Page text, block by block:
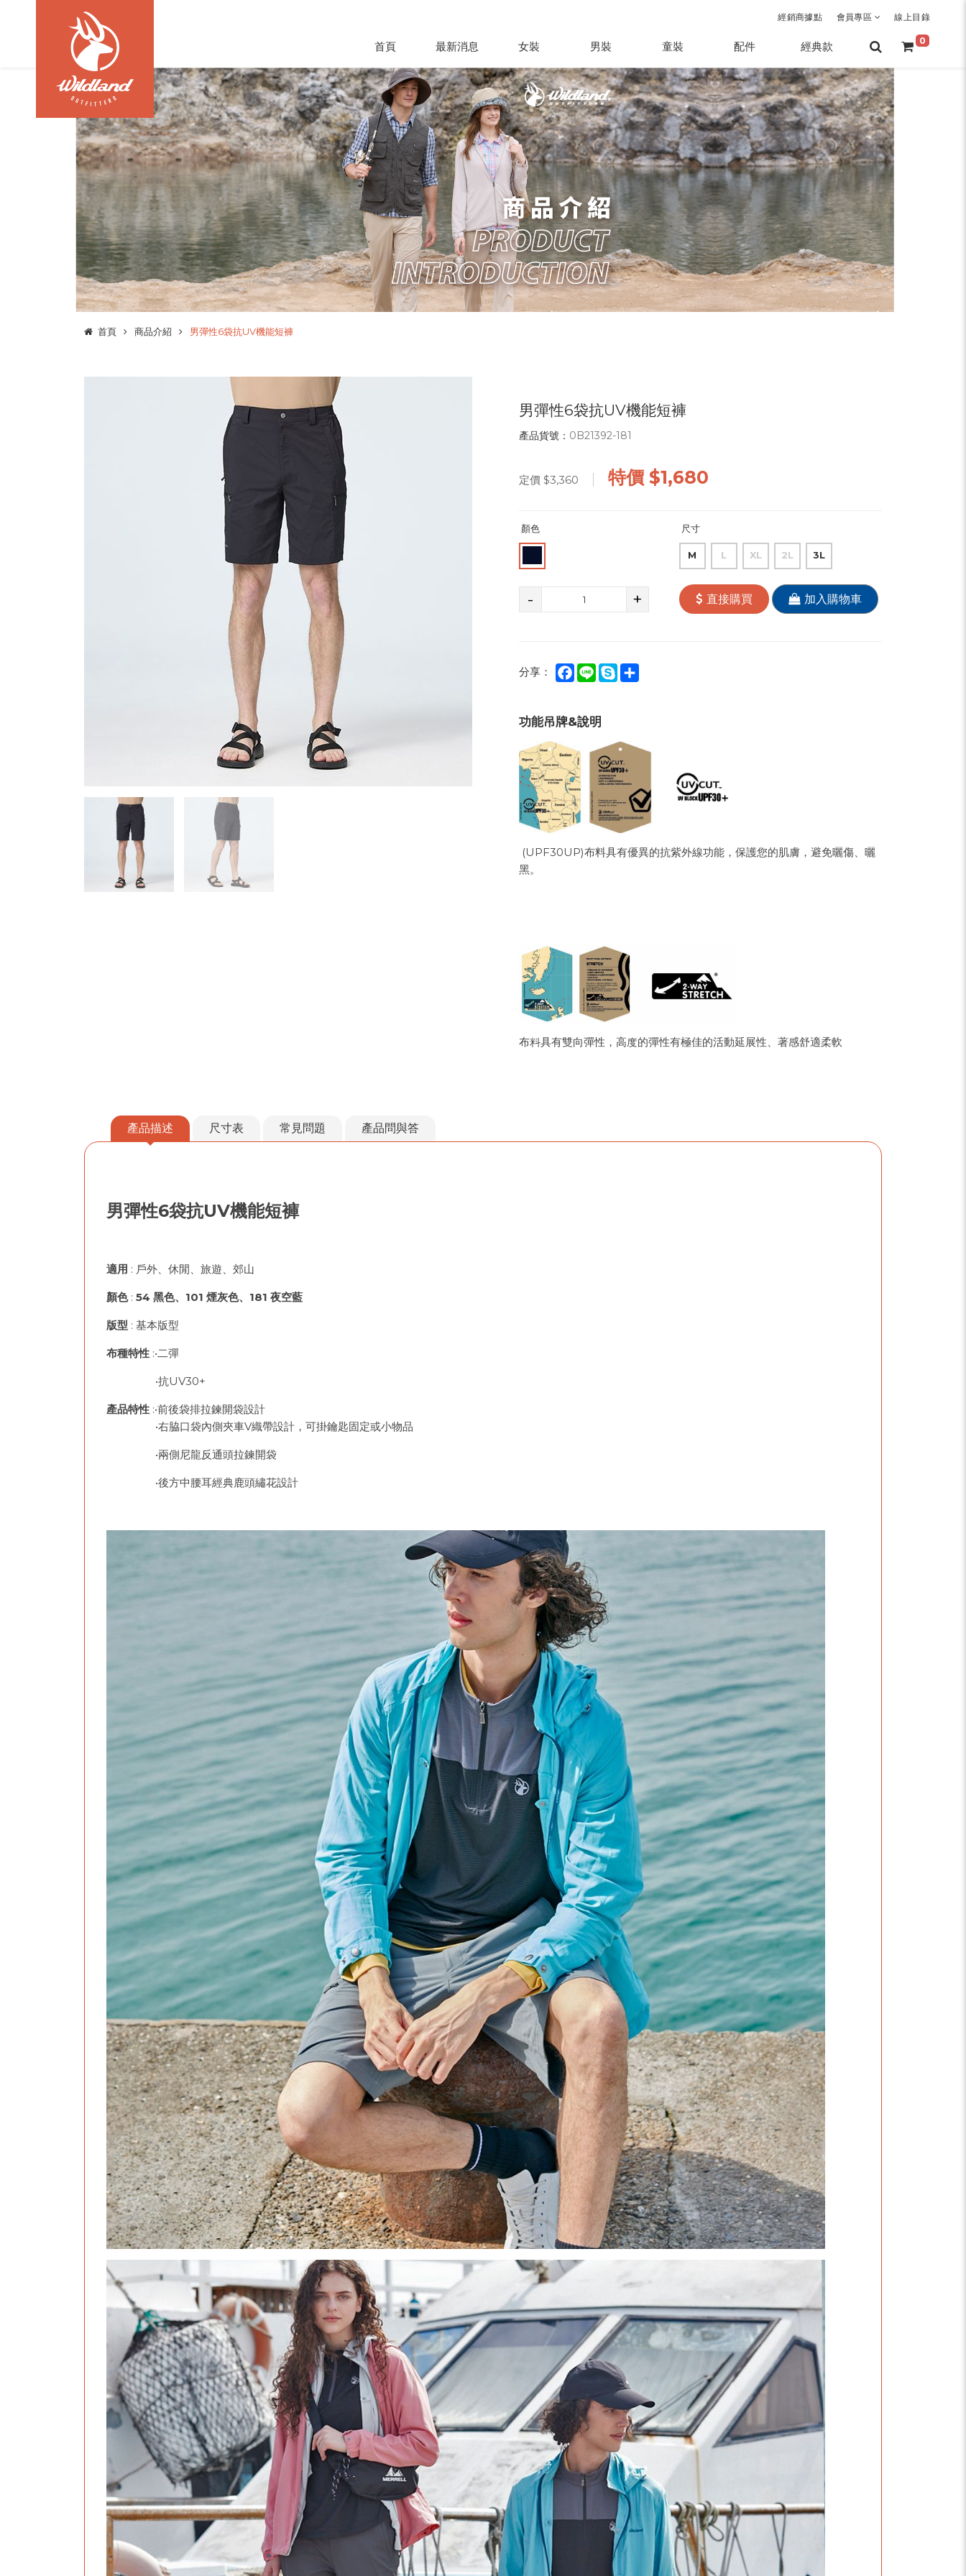
經銷商據點 會員專區 線上目錄
0
首頁 最新消息 女裝 男裝 童裝 配件 經典款
首頁 商品介紹 男彈性6袋抗UV機能短褲
男彈性6袋抗UV機能短褲
產品貨號： 0B21392-181
定價 $3,360 特價 $1,680
顏色 尺寸
M L XL 2L 3L
- + 直接購買 加入購物車
分享： Facebook
Line Skype
功能吊牌&說明
(UPF30UP)布料具有優異的抗紫外線功能，保護您的肌膚，避免曬傷、曬
黑。
布料具有雙向彈性，高度的彈性有極佳的活動延展性、著感舒適柔軟
產品描述 尺寸表 常見問題 產品問與答
男彈性6袋抗UV機能短褲
適用 : 戶外、休閒、旅遊、郊山
顏色: 54 黑色、101 煙灰色、181 夜空藍
版型 : 基本版型
布種特性 :•二彈
•抗UV30+
產品特性 :•前後袋排拉鍊開袋設計
•右脇口袋內側夾車V織帶設計，可掛鑰匙固定或小物品
•兩側尼龍反通頭拉鍊開袋
•後方中腰耳經典鹿頭繡花設計